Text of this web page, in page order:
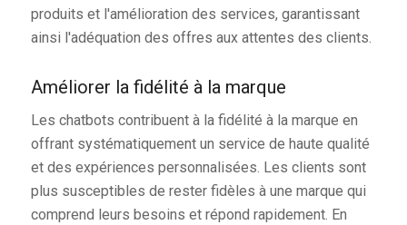
produits et l'amélioration des services, garantissant
ainsi l'adéquation des offres aux attentes des clients.
Améliorer la fidélité à la marque
Les chatbots contribuent à la fidélité à la marque en
offrant systématiquement un service de haute qualité
et des expériences personnalisées. Les clients sont
plus susceptibles de rester fidèles à une marque qui
comprend leurs besoins et répond rapidement. En